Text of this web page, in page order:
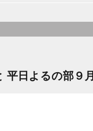
日よるの部９月